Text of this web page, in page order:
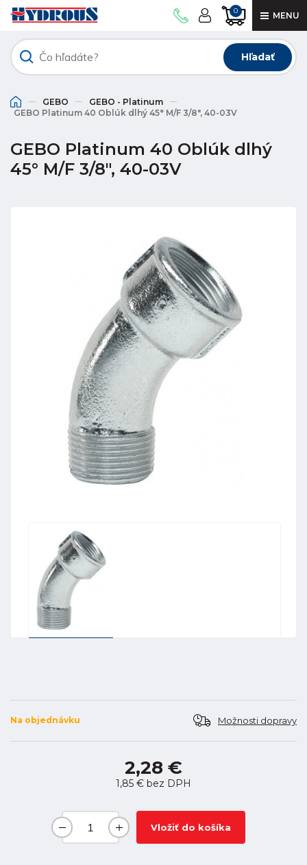
0 MENU
Hľadať
GEBO
GEBO - Platinum
GEBO Platinum 40 Oblúk dlhý 45° M/F 3/8", 40-03V
GEBO Platinum 40 Oblúk dlhý
45° M/F 3/8", 40-03V
Na objednávku Možnosti dopravy
2,28 €
1,85 € bez DPH
Vložiť do košíka